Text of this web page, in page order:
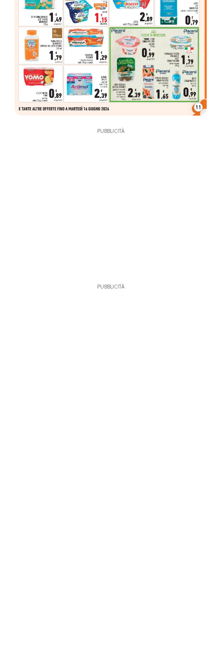
11
PUBBLICITÀ
PUBBLICITÀ